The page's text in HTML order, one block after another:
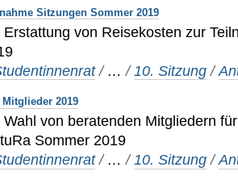
Sitzungen Sommer 2019
Erstattung von Reisekosten zur
/ …/ 10. Sitzung /
2019
von beratenden Mitgliedern
Sommer 2019
/ …/10. Sitzung /